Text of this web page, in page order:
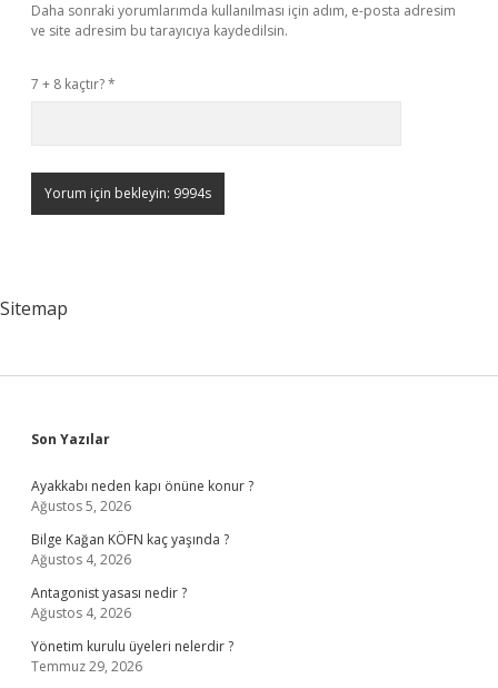
Daha sonraki yorumlarımda kullanılması için adım, e-posta adresim
ve site adresim bu tarayıcıya kaydedilsin.
7 + 8 kaçtır?*
Sitemap
Sidebar
Son Yazılar
Ayakkabı neden kapı önüne konur ?
Ağustos 5, 2026
Bilge Kağan KÖFN kaç yaşında ?
Ağustos 4, 2026
Antagonist yasası nedir ?
Ağustos 4, 2026
Yönetim kurulu üyeleri nelerdir ?
Temmuz 29, 2026